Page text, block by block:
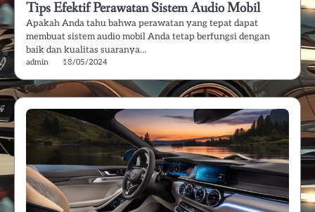
Tips Efektif Perawatan Sistem Audio Mobil
Apakah Anda tahu bahwa perawatan yang tepat dapat
membuat sistem audio mobil Anda tetap berfungsi dengan
baik dan kualitas suaranya…
admin 18/05/2024